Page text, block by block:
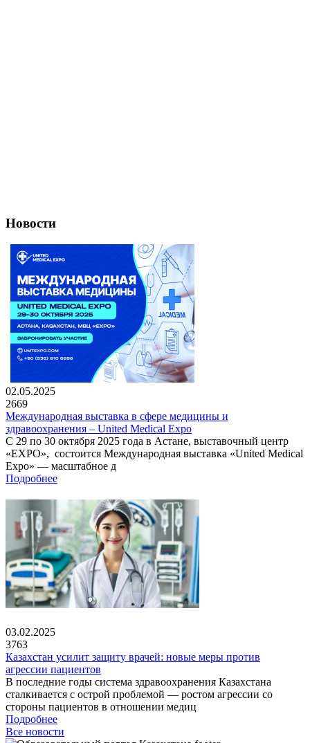
Новости
02.05.2025
2669
Международная выставка в сфере медицины и
здравоохранения – United Medical Expo
С 29 по 30 октября 2025 года в Астане, выставочный центр
«EXPO», состоится Международная выставка «United Medical
Expo» — масштабное д
Подробнее
03.02.2025
3763
Казахстан усилит защиту врачей: новые меры против
агрессии пациентов
В последние годы система здравоохранения Казахстана
сталкивается с острой проблемой — ростом агрессии со
стороны пациентов в отношении медиц
Подробнее
Все новости